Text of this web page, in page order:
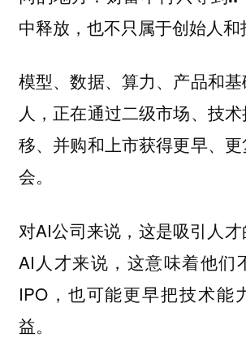
中释放，也不只属于创始人和
模型、数据、算力、产品和
人，正在通过二级市场、技
移、并购和上市获得更早、
会。
对AI公司来说，这是吸引人
AI人才来说，这意味着他们
IPO，也可能更早把技术能
益。